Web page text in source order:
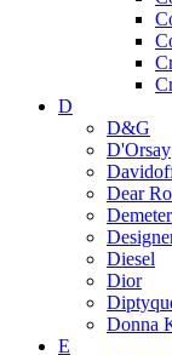
D
D&G
D'Orsay
Dear
Demeter
Diesel
Dior
Donna
E